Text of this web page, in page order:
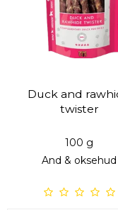
Duck and
twister
100 g
And & oksehud